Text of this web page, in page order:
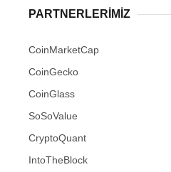
PARTNERLERIMIZ
CoinMarketCap
CoinGecko
CoinGlass
SoSoValue
CryptoQuant
IntoTheBlock